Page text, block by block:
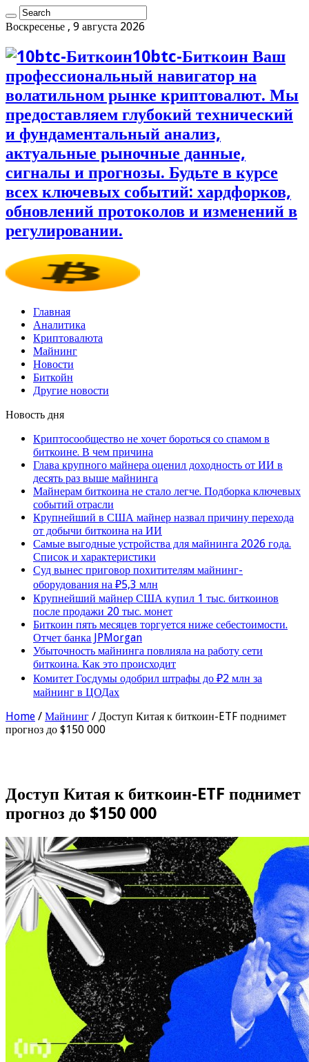
Воскресенье , 9 августа 2026
10btc-Биткоин Ваш
профессиональный навигатор на
волатильном рынке криптовалют. Мы
предоставляем глубокий технический
и фундаментальный анализ,
актуальные рыночные данные,
сигналы и прогнозы. Будьте в курсе
всех ключевых событий: хардфорков,
обновлений протоколов и изменений в
регулировании.
Главная
Аналитика
Криптовалюта
Майнинг
Новости
Биткойн
Другие новости
Новость дня
Криптосообщество не хочет бороться со спамом в
биткоине. В чем причина
Глава крупного майнера оценил доходность от ИИ в
десять раз выше майнинга
Майнерам биткоина не стало легче. Подборка ключевых
событий отрасли
Крупнейший в США майнер назвал причину перехода
от добычи биткоина на ИИ
Самые выгодные устройства для майнинга 2026 года.
Список и характеристики
Суд вынес приговор похитителям майнинг-
оборудования на ₽5,3 млн
Крупнейший майнер США купил 1 тыс. биткоинов
после продажи 20 тыс. монет
Биткоин пять месяцев торгуется ниже себестоимости.
Отчет банка JPMorgan
Убыточность майнинга повлияла на работу сети
биткоина. Как это происходит
Комитет Госдумы одобрил штрафы до ₽2 млн за
майнинг в ЦОДах
Home / Майнинг / Доступ Китая к биткоин-ETF поднимет
прогноз до $150 000
Доступ Китая к биткоин-ETF поднимет
прогноз до $150 000